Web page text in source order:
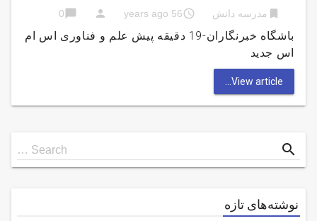
bookmark مدرسه دانش access_time
56 years ago
person
chat_bubble
0
باشگاه خبرنگاران-19 دقیقه پیش علم و فناوری اس ام
اس جدید
View article...
Search
for
Search … search
نوشته‌های تازه